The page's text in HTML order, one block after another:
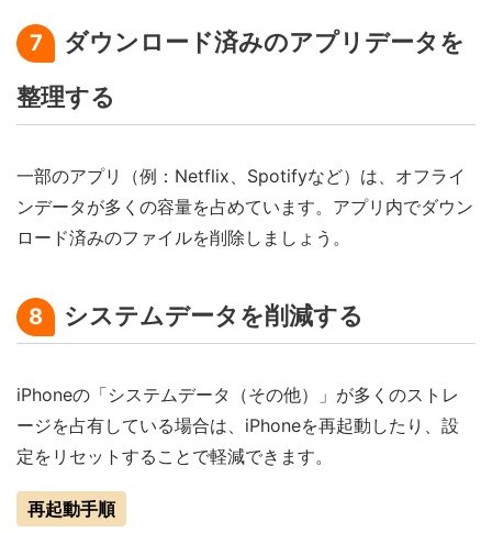
7
ダウンロード済みのアプリデータを
整理する
一部のアプリ（例：Netflix、Spotifyなど）は、オフライ
ンデータが多くの容量を占めています。アプリ内でダウン
ロード済みのファイルを削除しましょう。
8 システムデータを削減する
iPhoneの「システムデータ（その他）」が多くのストレ
ージを占有している場合は、iPhoneを再起動したり、設
定をリセットすることで軽減できます。
再起動手順